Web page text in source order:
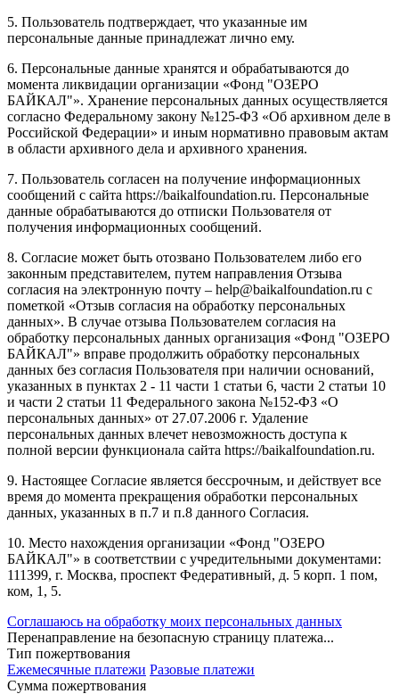
5. Пользователь подтверждает, что указанные им
персональные данные принадлежат лично ему.
6. Персональные данные хранятся и обрабатываются до
момента ликвидации организации «Фонд "ОЗЕРО
БАЙКАЛ"». Хранение персональных данных осуществляется
согласно Федеральному закону №125-ФЗ «Об архивном деле в
Российской Федерации» и иным нормативно правовым актам
в области архивного дела и архивного хранения.
7. Пользователь согласен на получение информационных
сообщений с сайта https://baikalfoundation.ru. Персональные
данные обрабатываются до отписки Пользователя от
получения информационных сообщений.
8. Согласие может быть отозвано Пользователем либо его
законным представителем, путем направления Отзыва
согласия на электронную почту – help@baikalfoundation.ru с
пометкой «Отзыв согласия на обработку персональных
данных». В случае отзыва Пользователем согласия на
обработку персональных данных организация «Фонд "ОЗЕРО
БАЙКАЛ"» вправе продолжить обработку персональных
данных без согласия Пользователя при наличии оснований,
указанных в пунктах 2 - 11 части 1 статьи 6, части 2 статьи 10
и части 2 статьи 11 Федерального закона №152-ФЗ «О
персональных данных» от 27.07.2006 г. Удаление
персональных данных влечет невозможность доступа к
полной версии функционала сайта https://baikalfoundation.ru.
9. Настоящее Согласие является бессрочным, и действует все
время до момента прекращения обработки персональных
данных, указанных в п.7 и п.8 данного Согласия.
10. Место нахождения организации «Фонд "ОЗЕРО
БАЙКАЛ"» в соответствии с учредительными документами:
111399, г. Москва, проспект Федеративный, д. 5 корп. 1 пом,
ком, 1, 5.
Соглашаюсь на обработку моих персональных данных
Перенаправление на безопасную страницу платежа...
Тип пожертвования
Ежемесячные платежи Разовые платежи
Сумма пожертвования